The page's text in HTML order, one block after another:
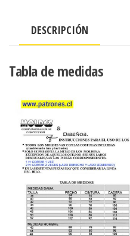
cantidad
DESCRIPCIÓN
Tabla de medidas